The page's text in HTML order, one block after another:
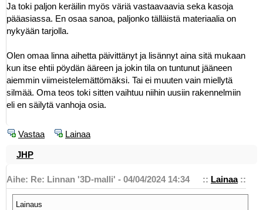
Ja toki paljon keräilin myös väriä vastaavaavia seka kasoja
pääasiassa. En osaa sanoa, paljonko tälläistä materiaalia on
nykyään tarjolla.
Olen omaa linna aihetta päivittänyt ja lisännyt aina sitä mukaan
kun itse ehtii pöydän ääreen ja jokin tila on tuntunut jääneen
aiemmin viimeistelemättömäksi. Tai ei muuten vain miellytä
silmää. Oma teos toki sitten vaihtuu niihin uusiin rakennelmiin
eli en säilytä vanhoja osia.
Vastaa Lainaa
JHP
:: Lainaa::
Aihe: Re: Linnan '3D-malli' - 04/04/2024 14:34
Lainaus